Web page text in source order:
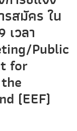
สมัคร ใน
เวลา
Public
for
(EEF)